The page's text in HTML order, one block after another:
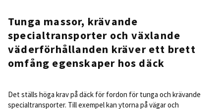
Tunga massor, krävande
specialtransporter och växlande
väderförhållanden kräver ett brett
omfång egenskaper hos däck
Det ställs höga krav på däck för fordon för tunga och krävande
specialtransporter. Till exempel kan ytorna på vägar och